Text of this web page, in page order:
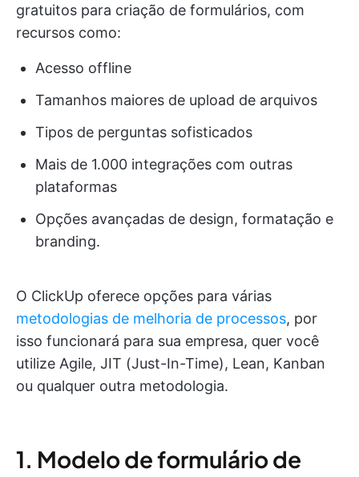
gratuitos para criação de formulários, com
recursos como:
Acesso offline
Tamanhos maiores de upload de arquivos
Tipos de perguntas sofisticados
Mais de 1.000 integrações com outras
plataformas
Opções avançadas de design, formatação e
branding.
O ClickUp oferece opções para várias
metodologias de melhoria de processos, por
isso funcionará para sua empresa, quer você
utilize Agile, JIT (Just-In-Time), Lean, Kanban
ou qualquer outra metodologia.
1. Modelo de formulário de